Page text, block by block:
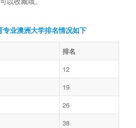
专业澳洲大学排名情况如下
排名
12
19
26
38